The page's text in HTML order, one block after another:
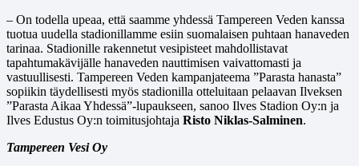
– On todella upeaa, että saamme yhdessä Tampereen Veden kanssa
tuotua uudella stadionillamme esiin suomalaisen puhtaan hanaveden
tarinaa. Stadionille rakennetut vesipisteet mahdollistavat
tapahtumakävijälle hanaveden nauttimisen vaivattomasti ja
vastuullisesti. Tampereen Veden kampanjateema ”Parasta hanasta”
sopiikin täydellisesti myös stadionilla otteluitaan pelaavan Ilveksen
”Parasta Aikaa Yhdessä”-lupaukseen, sanoo Ilves Stadion Oy:n ja
Ilves Edustus Oy:n toimitusjohtaja Risto Niklas-Salminen.
Tampereen Vesi Oy